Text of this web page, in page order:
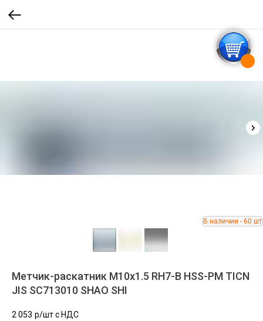
Метчик-раскатник M10x1.5 RH7-B HSS-PM TICN
JIS SC713010 SHAO SHI
2 053 р/шт c НДС